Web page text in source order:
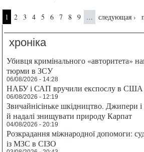
Страницы
1 2 3 4 5 6 7 8 9 … следующая ›
хроніка
Убивця кримінального «авторитета»
тюрми в ЗСУ
06/08/2026 - 14:28
НАБУ і САП вручили експослу в США
06/08/2026 - 12:19
Звичайнісіньке шкідництво. Джипери
й надалі знищувати природу Карпат
04/08/2026 - 20:19
Розкрадання міжнародної допомоги:
із МЗС в СІЗО